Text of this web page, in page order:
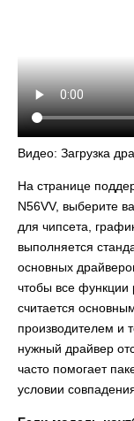
Видео: Загрузка
На странице
N56VV, выберите
для чипсета,
выполняется
основных
чтобы все функции
считается
производителем и
нужный драйвер
часто помогает
условии